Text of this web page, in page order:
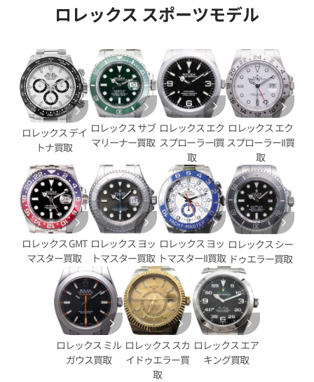
イデイト 40 228238 シャン
点の参考買取価格です
ロレックス デイデイト 40
ンパンゴールド文字盤
参考買取価格
9,310,000円
※2026年6月時点の参考買取価
ロレックス スポーツモデル
ロレックス デイ
トナ買取
ロレックス サブ
マリーナー買取
ロレックス エク
スプローラーⅠ買
取
ロレックス エク
スプローラーII買
取
ロレックス GMT
マスター買取
ロレックス ヨッ
トマスター買取
ロレックス ヨッ
トマスターII買取
ロレックス シー
ドゥエラー買取
ロレックス ミル
ガウス買取
ロレックス スカ
イドゥエラー買
取
ロレックス エア
キング買取